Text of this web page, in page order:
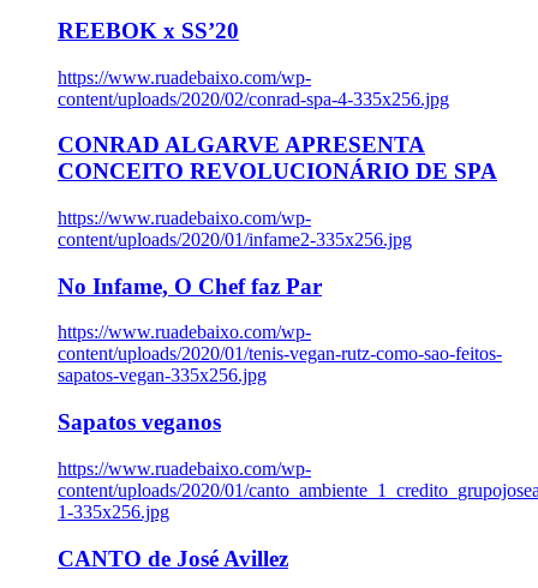
REEBOK x SS’20
https://www.ruadebaixo.com/wp-
content/uploads/2020/02/conrad-spa-4-335x256.jpg
CONRAD ALGARVE APRESENTA
CONCEITO REVOLUCIONÁRIO DE SPA
https://www.ruadebaixo.com/wp-
content/uploads/2020/01/infame2-335x256.jpg
No Infame, O Chef faz Par
https://www.ruadebaixo.com/wp-
content/uploads/2020/01/tenis-vegan-rutz-como-sao-feitos-
sapatos-vegan-335x256.jpg
Sapatos veganos
https://www.ruadebaixo.com/wp-
content/uploads/2020/01/
1-335x256.jpg
CANTO de José Avillez